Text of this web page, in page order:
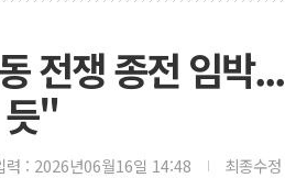
전쟁 종전 임박
듯"
력 : 2026년06월16일 14:48 최종수